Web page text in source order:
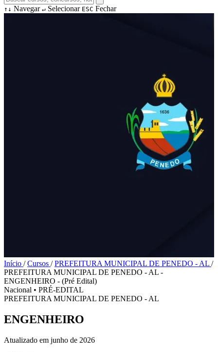
↑↓ Navegar ↵ Selecionar ESC Fechar
Início / Cursos / PREFEITURA MUNICIPAL DE PENEDO - AL /
PREFEITURA MUNICIPAL DE PENEDO - AL -
ENGENHEIRO - (Pré Edital)
Nacional • PRÉ-EDITAL
PREFEITURA MUNICIPAL DE PENEDO - AL
ENGENHEIRO
Atualizado em junho de 2026